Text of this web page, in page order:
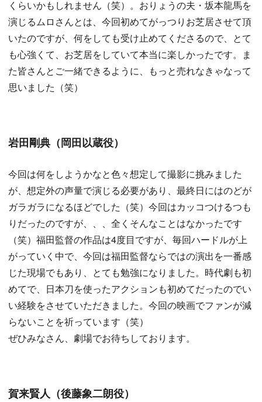
くらいかもしれません（笑）。おりょうの夫・坂本龍馬を
演じるムロさんとは、今回初めてがっつりお芝居させて頂
いたのですが、何をしても受け止めてくださるので、とて
も心強くて、お芝居をしていて本当に楽しかったです。ま
た皆さんとご一緒できるように、もっと売れなきゃなって
思いました（笑）
岩田剛典（岡田以蔵役）
今回は何をしようかなと色々想定して撮影に挑みました
が、想定外の声量で演じる必要があり、最終日にはのどが
ガラガラになるほどでした（笑）今回はカッコつけるつも
りだったのですが、、、全くそんなことはなかったです
（笑）福田監督の作品は4度目ですが、毎回ハードルが上
がっていく中で、今回は福田監督ならではの演出を一番感
じた現場でもあり、とても勉強になりました。時代劇も初
めてで、日本刀を使ったアクションも初めてだったのでい
い経験をさせていただきました。今回の映画でファンが減
らないことを祈っています（笑）
ぜひみなさん、劇場でお待ちしております。
賀来賢人（後藤象二朗役）